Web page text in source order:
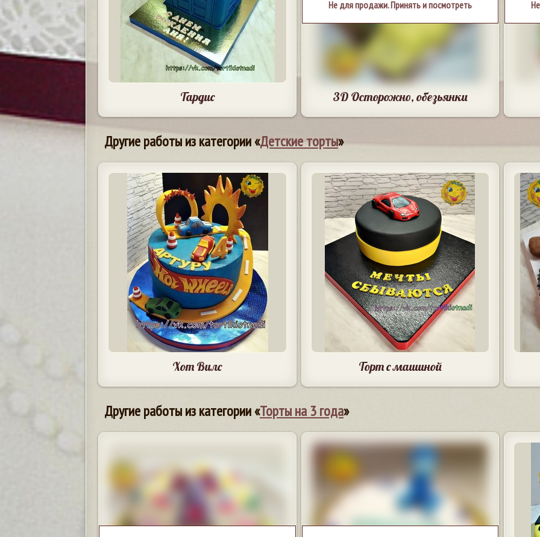
Тардис
Не для продажи. Принять и посмотреть
3D Осторожно, обезьянки
Другие работы из категории «Детские торты»
Хот Вилс Торт с машиной
Другие работы из категории «Торты на 3 года»